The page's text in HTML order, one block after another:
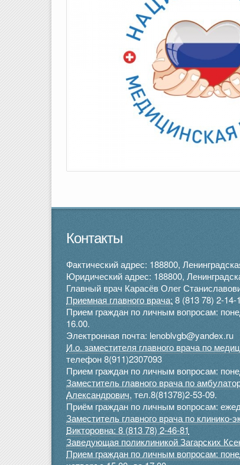
Контакты
Фактический адрес: 188800,
Юридический адрес: 188800,
Главный врач Карасёв Олег
Приемная главного врача: 8 (813 78) 2-14-
Прием граждан по личным вопросам:
16.00.
Электронная почта: lenoblvgb@yandex.ru
И.о. заместителя главного врача по
телефон 8(911)2307093
Прием граждан по личным вопросам:
Заместитель главного врача по
Александрович, тел.8(81378)2-53-09.
Приём граждан по личным вопросам:
Заместитель главного врача по
Викторовна: 8 (813 78) 2-46-81
Заведующая поликлиникой Загарских
Прием граждан по личным вопросам: